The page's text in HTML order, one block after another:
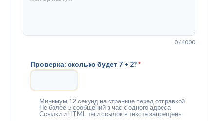
0 / 4000
Проверка: сколько будет 7 + 2?*
Минимум 12 секунд на странице перед отправкой
Не более 5 сообщений в час с одного адреса
Ссылки и HTML-теги ссылок в тексте запрещены